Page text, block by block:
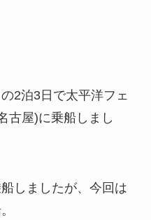
2泊3日で太平洋フェ
屋)に乗船しまし
しましたが、今回は